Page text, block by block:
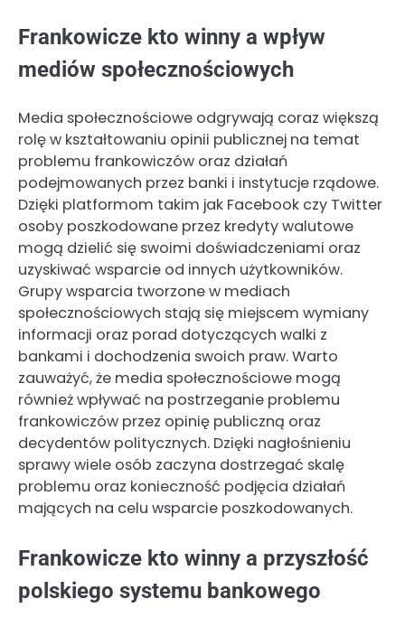
Frankowicze kto winny a wpływ
mediów społecznościowych
Media społecznościowe odgrywają coraz większą
rolę w kształtowaniu opinii publicznej na temat
problemu frankowiczów oraz działań
podejmowanych przez banki i instytucje rządowe.
Dzięki platformom takim jak Facebook czy Twitter
osoby poszkodowane przez kredyty walutowe
mogą dzielić się swoimi doświadczeniami oraz
uzyskiwać wsparcie od innych użytkowników.
Grupy wsparcia tworzone w mediach
społecznościowych stają się miejscem wymiany
informacji oraz porad dotyczących walki z
bankami i dochodzenia swoich praw. Warto
zauważyć, że media społecznościowe mogą
również wpływać na postrzeganie problemu
frankowiczów przez opinię publiczną oraz
decydentów politycznych. Dzięki nagłośnieniu
sprawy wiele osób zaczyna dostrzegać skalę
problemu oraz konieczność podjęcia działań
mających na celu wsparcie poszkodowanych.
Frankowicze kto winny a przyszłość
polskiego systemu bankowego